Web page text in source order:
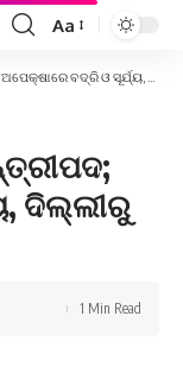
Font
Resizer
Aa
ବଦ୍ରି ଓ ସୂର୍ଯ୍ୟ, ଦିଲ୍ଲୀରୁ ଫେରିଲେ…
ଦିଲ୍ଲୀରୁ
1 Min Read